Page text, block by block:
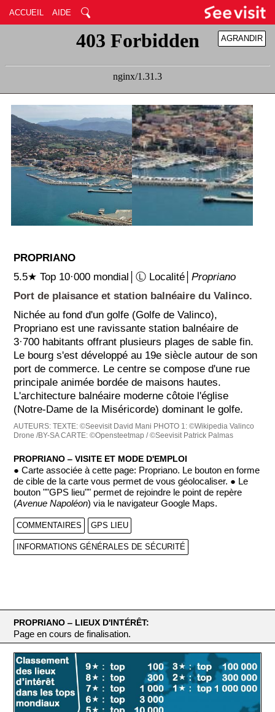
ACCUEIL AIDE
RÉDUIRE
AGRANDIR
PROPRIANO
5.5★ Top 10·000 mondial│Ⓛ Localité│Propriano
Port de plaisance et station balnéaire du Valinco.
Nichée au fond d'un golfe (Golfe de Valinco),
Propriano est une ravissante station balnéaire de
3·700 habitants offrant plusieurs plages de sable fin.
Le bourg s'est développé au 19e siècle autour de son
port de commerce. Le centre se compose d'une rue
principale animée bordée de maisons hautes.
L'architecture balnéaire moderne côtoie l'église
(Notre-Dame de la Miséricorde) dominant le golfe.
AUTEURS:TEXTE: ©Seevisit David Mani PHOTO 1: ©Wikipedia Valinco
Drone /BY-SA CARTE: ©Opensteetmap / ©Seevisit Patrick Palmas
PROPRIANO ‒ VISITE ET MODE D'EMPLOI
● Carte associée à cette page: Propriano. Le bouton en forme
de cible de la carte vous permet de vous géolocaliser. ● Le
bouton ""GPS lieu"" permet de rejoindre le point de repère
(Avenue Napoléon) via le navigateur Google Maps.
COMMENTAIRES GPS LIEU
INFORMATIONS GÉNÉRALES DE SÉCURITÉ
PROPRIANO ‒ LIEUX D'INTÉRÊT:
Page en cours de finalisation.